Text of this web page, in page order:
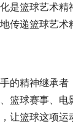
是篮球艺术
传递篮球艺术
的精神继承
篮球赛事、
让篮球这项运